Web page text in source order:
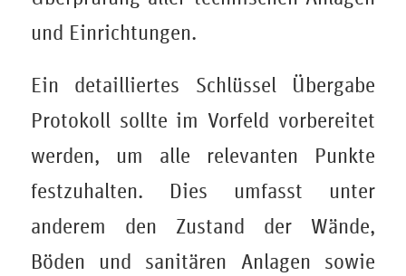
und Einrichtungen.
Ein detailliertes Schlüssel Übergabe
Protokoll sollte im Vorfeld vorbereitet
werden, um alle relevanten Punkte
festzuhalten. Dies umfasst unter
anderem den Zustand der Wände,
Böden und sanitären Anlagen sowie